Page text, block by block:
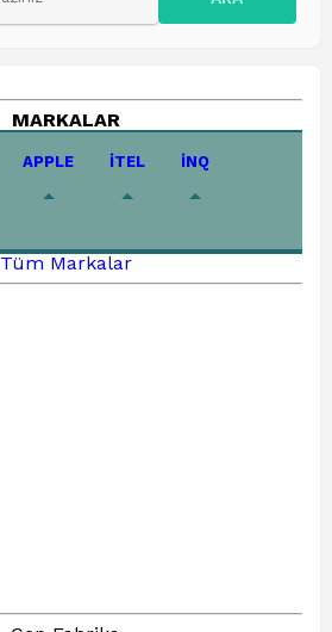
MARKALAR
APPLE İTEL İNQ
Tüm Markalar